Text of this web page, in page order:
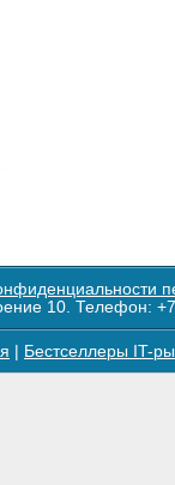
10. Телефон:
Бестселлеры IT-